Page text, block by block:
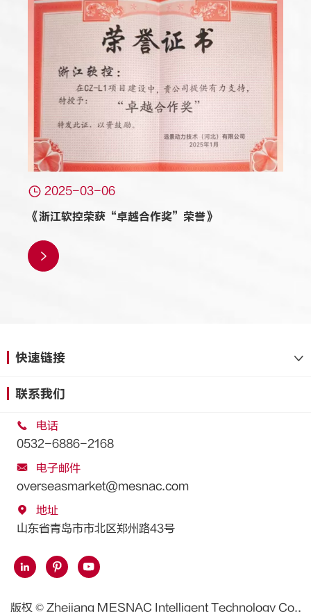
 2025-03-06
《浙江软控荣获“卓越合作奖”荣誉》

快速链接 
联系我们

电话
0532-6886-2168

电子邮件
overseasmarket@mesnac.com

地址
山东省青岛市市北区郑州路43号
  
版权 © Zhejiang MESNAC Intelligent Technology Co.,